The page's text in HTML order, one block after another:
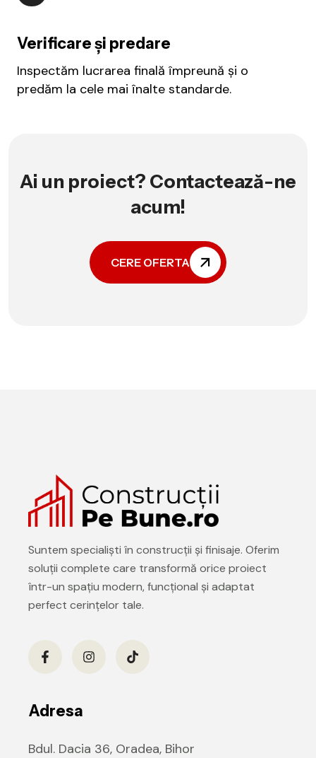
Verificare și predare
Inspectăm lucrarea finală împreună și o
predăm la cele mai înalte standarde.
Ai un proiect? Contactează-ne
acum!
CERE OFERTA
Suntem specialiști în construcții și finisaje. Oferim
soluții complete care transformă orice proiect
într-un spațiu modern, funcțional și adaptat
perfect cerințelor tale.
Adresa
Bdul. Dacia 36, Oradea, Bihor